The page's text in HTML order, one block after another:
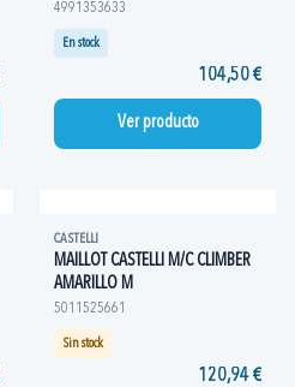
4991353633
En stock
104,50 €
Ver producto
CASTELLI
MAILLOT CASTELLI M/C CLIMBER
AMARILLO M
5011525661
Sin stock
120,94 €